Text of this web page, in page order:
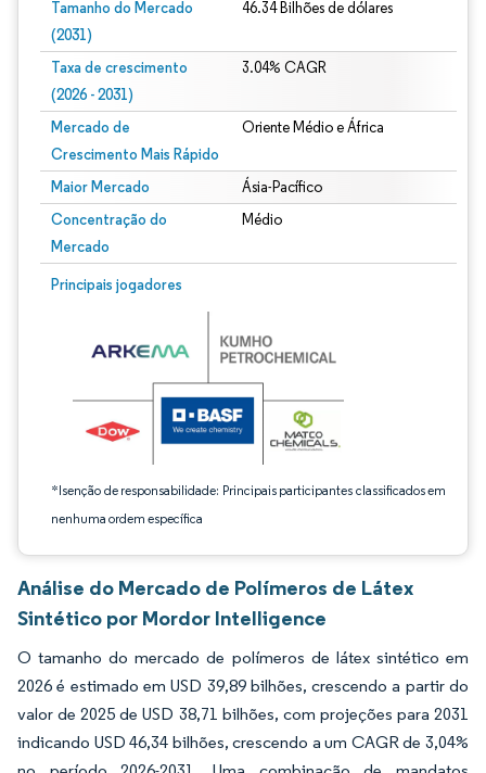
Tamanho do Mercado
(2031)
46.34 Bilhões de dólares
Taxa de crescimento
(2026 - 2031)
3.04% CAGR
Mercado de
Crescimento Mais Rápido
Oriente Médio e África
Maior Mercado Ásia-Pacífico
Concentração do
Mercado
Médio
Principais jogadores
*Isenção de responsabilidade: Principais participantes classificados em
nenhuma ordem específica
Imagem © Mordor Intelligence. O reuso requer atribuição conforme CC BY 4.0.
Análise do Mercado de Polímeros de Látex
Sintético por Mordor Intelligence
O tamanho do mercado de polímeros de látex sintético em
2026 é estimado em USD 39,89 bilhões, crescendo a partir do
valor de 2025 de USD 38,71 bilhões, com projeções para 2031
indicando USD 46,34 bilhões, crescendo a um CAGR de 3,04%